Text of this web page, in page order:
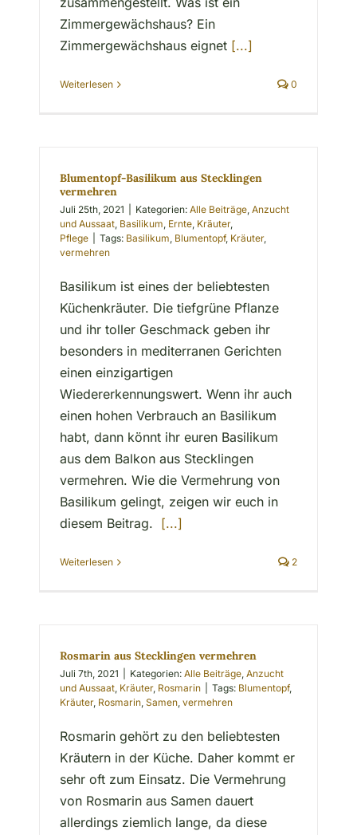
Zimmergewächshaus? Ein
Zimmergewächshaus eignet [...]
Weiterlesen 0
Blumentopf-Basilikum aus Stecklingen
vermehren
Juli 25th, 2021 Kategorien:Alle Beiträge,Anzucht
und Aussaat, Basilikum, Ernte, Kräuter,
Pflege
Tags: Basilikum, Blumentopf, Kräuter,
vermehren
Basilikum ist eines der beliebtesten
Küchenkräuter. Die tiefgrüne Pflanze
und ihr toller Geschmack geben ihr
besonders in mediterranen Gerichten
einen einzigartigen
Wiedererkennungswert. Wenn ihr auch
einen hohen Verbrauch an Basilikum
habt, dann könnt ihr euren Basilikum
aus dem Balkon aus Stecklingen
vermehren. Wie die Vermehrung von
Basilikum gelingt, zeigen wir euch in
diesem Beitrag. [...]
Weiterlesen 2
Rosmarin aus Stecklingen vermehren
Juli 7th, 2021 Kategorien:Alle Beiträge,Anzucht
und Aussaat, Kräuter, Rosmarin Tags: Blumentopf,
Kräuter, Rosmarin,Samen,vermehren
Rosmarin gehört zu den beliebtesten
Kräutern in der Küche. Daher kommt er
sehr oft zum Einsatz. Die Vermehrung
von Rosmarin aus Samen dauert
allerdings ziemlich lange, da diese